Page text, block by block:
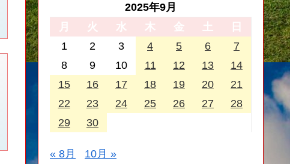
2025年9月
月
火 水 木 金 土
日
1
2 3 4 5 6
7
8
9 10 11 12 13
14
15
16 17 18 19 20
21
22
23 24 25 26 27
28
29
30
« 8月 10月 »